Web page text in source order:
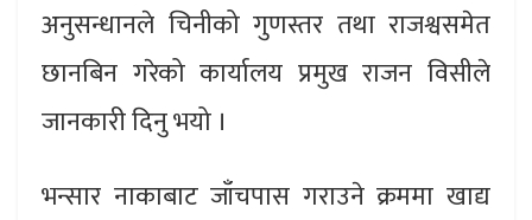
अनुसन्धानले चिनीको गुणस्तर तथा राजश्वसमेत
छानबिन गरेको कार्यालय प्रमुख राजन विसीले
जानकारी दिनु भयो ।
भन्सार नाकाबाट जाँचपास गराउने क्रममा खाद्य